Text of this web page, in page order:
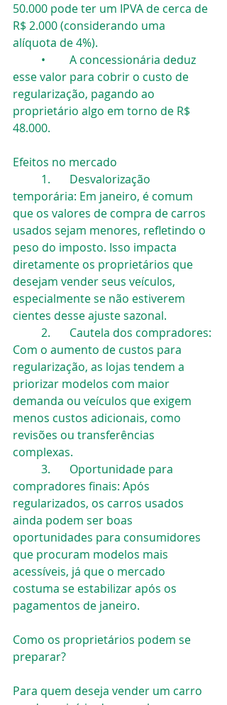
50.000 pode ter um IPVA de cerca de
R$ 2.000 (considerando uma
alíquota de 4%).
esse valor para cobrir o custo de
regularização, pagando ao
proprietário algo em torno de R$
48.000.
Efeitos no mercado
temporária: Em janeiro, é comum
que os valores de compra de carros
usados sejam menores, refletindo o
peso do imposto. Isso impacta
diretamente os proprietários que
desejam vender seus veículos,
especialmente se não estiverem
cientes desse ajuste sazonal.
Com o aumento de custos para
regularização, as lojas tendem a
priorizar modelos com maior
demanda ou veículos que exigem
menos custos adicionais, como
revisões ou transferências
complexas.
compradores finais: Após
regularizados, os carros usados
ainda podem ser boas
oportunidades para consumidores
que procuram modelos mais
acessíveis, já que o mercado
costuma se estabilizar após os
pagamentos de janeiro.
Como os proprietários podem se
preparar?
Para quem deseja vender um carro